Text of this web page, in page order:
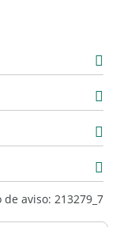
de aviso: 213279_7